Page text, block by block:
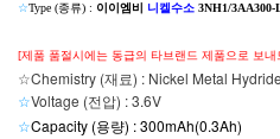
☆Type (종류) : 이이엠비 니켈수소 3NH1/3AA300-
[제품 품절시에는 동급의 타브랜드 제품으로 보내
☆Chemistry (재료) : Nickel Metal
☆Voltage (전압) : 3.6V
☆Capacity (용량) : 300mAh(0.3Ah)